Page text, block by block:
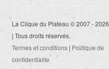
La Clique du Plateau © 2007 - 2026
| Tous droits réservés.
Termes et conditions | Politique de
confidentialite